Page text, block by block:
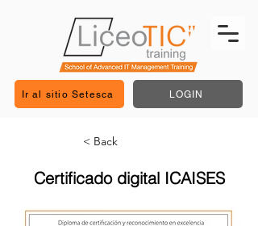
Ir al sitio Setesca LOGIN
< Back
Certificado digital ICAISES